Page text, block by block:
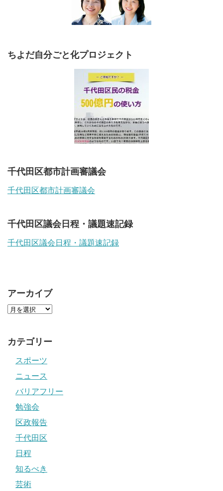
ちよだ自分ごと化プロジェクト
千代田区都市計画審議会
千代田区都市計画審議会
千代田区議会日程・議題速記録
千代田区議会日程・議題速記録
アーカイブ
カテゴリー
スポーツ
ニュース
バリアフリー
勉強会
区政報告
千代田区
日程
知るべき
芸術